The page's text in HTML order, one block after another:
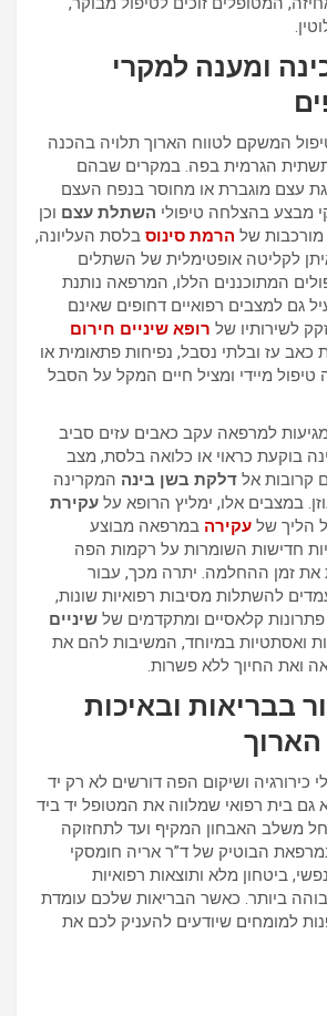
ומענה למקרי
המשקם לטווח הארוך תלויה בהכנה
הגרמית בפה. במקרים שבהם
עצם מוגברת או מחוסר בנפח העצם
מבצע בהצלחה טיפולי השתלת עצם וכן
מורכבות של הרמת סינוס בלסת העליונה,
לקליטה אופטימלית של השתלים
המתוכננים הללו, המרפאה נותנת
גם למצבים רפואיים דחופים שאינם
לשירותיו של רופא שיניים חירום
כאב עז ובלתי נסבל, נפיחות פתאומית או
טיפול מיידי ומציל חיים המקל על הסבל
למרפאה עקב כאבים עזים סביב
בוקעת כראוי או כלואה בלסת, מצב
קרובות אל דלקת בשן בינה המקרינה
במצבים אלו, ימליץ הרופא על עקירת
הליך של עקירה במרפאה מבוצע
חדישות השומרות על רקמות הפה
את זמן ההחלמה. יתרה מכך, עבור
להשתלות מסיבות רפואיות שונות,
קלאסיים ומתקדמים של שיניים
ואסתטיות במיוחד, המשיבות להם את
ואת החיוך ללא פשרות.
בבריאות ובאיכות
הארוך
כירורגיה ושיקום הפה דורשים לא רק יד
גם בית רפואי שמלווה את המטופל יד ביד
משלב האבחון המקיף ועד לתחזוקה
הבוטיק של ד”ר אריה חומסקי
ביטחון מלא ותוצאות רפואיות
ביותר. כאשר הבריאות שלכם עומדת
למומחים שיודעים להעניק לכם את